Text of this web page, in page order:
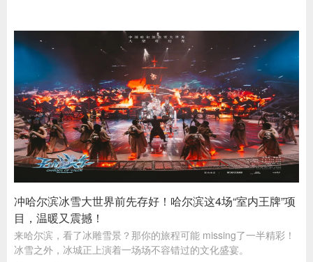
冲哈尔滨冰雪大世界前先存好！哈尔滨这4场“室内王牌”项
目，温暖又震撼！
来哈尔滨，看了冰雕雪景？那你的旅程可能 missing了一半精彩！
冰雪之外，冰城正上演着一场场不容错过的文化盛宴。